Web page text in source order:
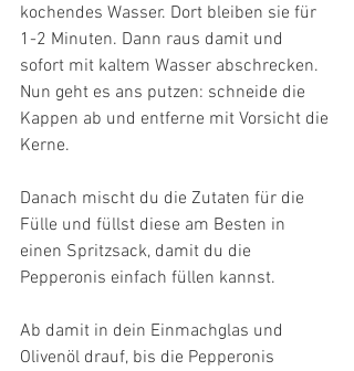
kochendes Wasser. Dort bleiben sie für
1-2 Minuten. Dann raus damit und
sofort mit kaltem Wasser abschrecken.
Nun geht es ans putzen: schneide die
Kappen ab und entferne mit Vorsicht die
Kerne.
Danach mischt du die Zutaten für die
Fülle und füllst diese am Besten in
einen Spritzsack, damit du die
Pepperonis einfach füllen kannst.
Ab damit in dein Einmachglas und
Olivenöl drauf, bis die Pepperonis